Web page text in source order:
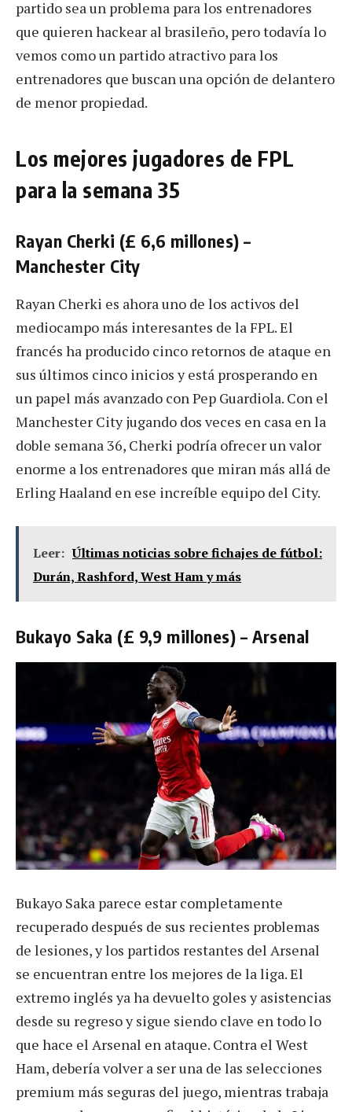
partido sea un problema para los entrenadores
que quieren hackear al brasileño, pero todavía lo
vemos como un partido atractivo para los
entrenadores que buscan una opción de delantero
de menor propiedad.
Los mejores jugadores de FPL
para la semana 35
Rayan Cherki (£ 6,6 millones) –
Manchester City
Rayan Cherki es ahora uno de los activos del
mediocampo más interesantes de la FPL. El
francés ha producido cinco retornos de ataque en
sus últimos cinco inicios y está prosperando en
un papel más avanzado con Pep Guardiola. Con el
Manchester City jugando dos veces en casa en la
doble semana 36, ​​Cherki podría ofrecer un valor
enorme a los entrenadores que miran más allá de
Erling Haaland en ese increíble equipo del City.
Leer: Últimas noticias sobre fichajes de fútbol:
Durán, Rashford, West Ham y más
Bukayo Saka (£ 9,9 millones) – Arsenal
Bukayo Saka parece estar completamente
recuperado después de sus recientes problemas
de lesiones, y los partidos restantes del Arsenal
se encuentran entre los mejores de la liga. El
extremo inglés ya ha devuelto goles y asistencias
desde su regreso y sigue siendo clave en todo lo
que hace el Arsenal en ataque. Contra el West
Ham, debería volver a ser una de las selecciones
premium más seguras del juego, mientras trabaja